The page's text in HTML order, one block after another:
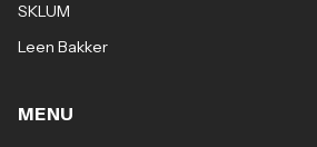
SKLUM
Leen Bakker
MENU